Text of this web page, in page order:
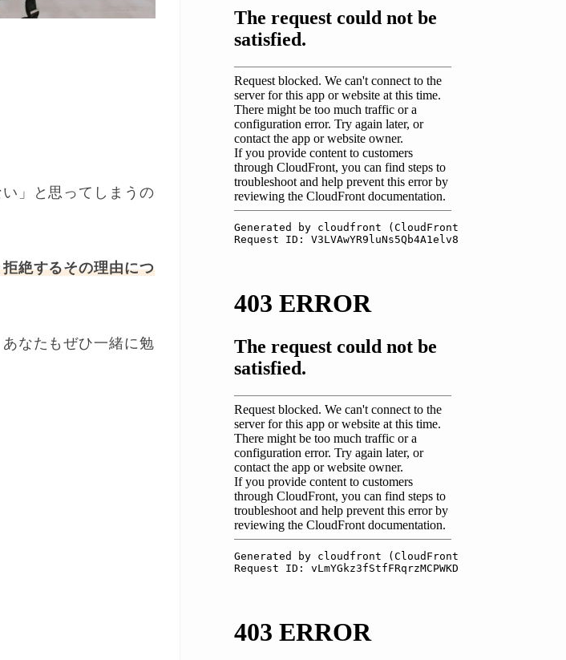
」と思ってしまうの
絶するその理由につ
なたもぜひ一緒に勉